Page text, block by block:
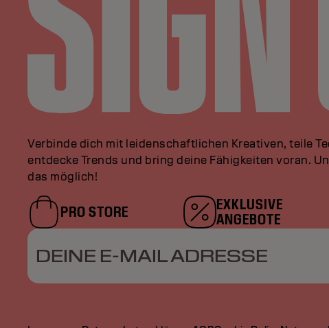
Verbinde dich mit leidenschaftlichen Kreativen, teile
entdecke Trends und bring deine Fähigkeiten voran.
das möglich!
PRO STORE
EXKLUSIVE
ANGEBOTE
DEINE E-MAIL ADRESSE